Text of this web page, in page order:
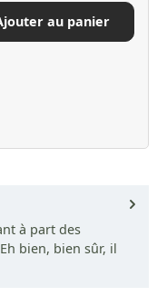
souhaitée ou utilisez les
au panier
à part des
bien, bien sûr, il